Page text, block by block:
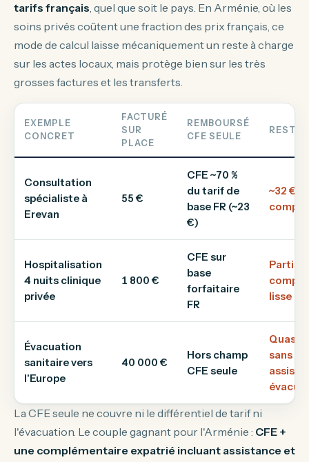
tarifs français, quel que soit le pays. En Arménie, où les
soins privés coûtent une fraction des prix français, ce
mode de calcul laisse mécaniquement un reste à charge
sur les actes locaux, mais protège bien sur les très
grosses factures et les transferts.
EXEMPLE
CONCRET
FACTURÉ
SUR
PLACE
REMBOURSÉ
CFE SEULE
RESTE
Consultation
spécialiste à
Erevan
55 €
CFE ~70 %
du tarif de
base FR (~23
€)
~32 €
Hospitalisation
4 nuits clinique
privée
1 800 €
CFE sur
base
forfaitaire
FR
Partiel
lisse le
Évacuation
sanitaire vers
l'Europe
40 000 €
Hors champ
CFE seule
Quasi-
sans
La CFE seule ne couvre ni le différentiel de tarif ni
l'évacuation. Le couple gagnant pour l'Arménie : CFE +
une complémentaire expatrié incluant assistance et